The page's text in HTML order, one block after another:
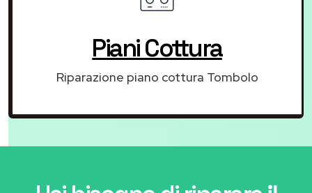
Piani Cottura
Riparazione piano cottura Tombolo